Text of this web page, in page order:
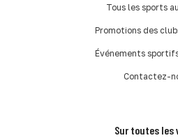
Tous les sports
Promotions des
Événements
Contactez-
Sur toutes les